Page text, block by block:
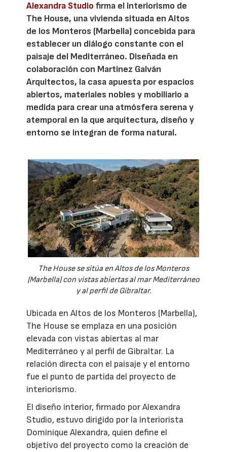
Alexandra Studio firma el interiorismo de
The House, una vivienda situada en Altos
de los Monteros (Marbella) concebida para
establecer un diálogo constante con el
paisaje del Mediterráneo. Diseñada en
colaboración con Martinez Galván
Arquitectos, la casa apuesta por espacios
abiertos, materiales nobles y mobiliario a
medida para crear una atmósfera serena y
atemporal en la que arquitectura, diseño y
entorno se integran de forma natural.
The House se sitúa en Altos de los Monteros
(Marbella) con vistas abiertas al mar Mediterráneo
y al perfil de Gibraltar.
Ubicada en Altos de los Monteros (Marbella),
The House se emplaza en una posición
elevada con vistas abiertas al mar
Mediterráneo y al perfil de Gibraltar. La
relación directa con el paisaje y el entorno
fue el punto de partida del proyecto de
interiorismo.
El diseño interior, firmado por Alexandra
Studio, estuvo dirigido por la interiorista
Dominique Alexandra, quien define el
objetivo del proyecto como la creación de